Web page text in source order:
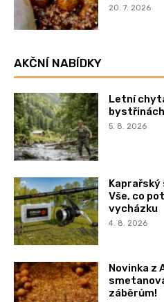
20. 7. 2026
AKČNÍ NABÍDKY
Letní
5. 8. 2026
Vše, co
vycházku
4. 8. 2026
Novinka z
záběrům!